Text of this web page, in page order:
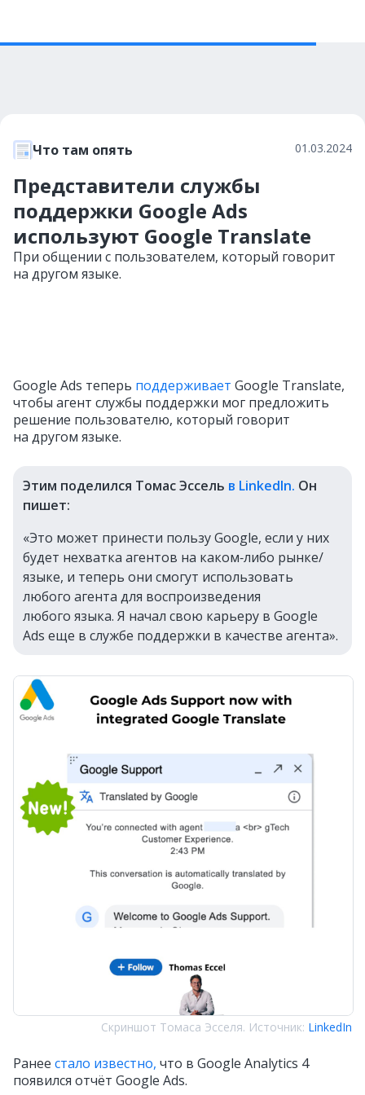
Что там опять 01.03.2024
Представители службы
поддержки Google Ads
используют Google Translate
При общении с пользователем, который говорит
на другом языке.
Google Ads теперь поддерживает Google Translate,
чтобы агент службы поддержки мог предложить
решение пользователю, который говорит
на другом языке.
Этим поделился Томас Эссель в LinkedIn. Он
пишет:
«Это может принести пользу Google, если у них
будет нехватка агентов на каком‑либо рынке/
языке, и теперь они смогут использовать
любого агента для воспроизведения
любого языка. Я начал свою карьеру в Google
Ads еще в службе поддержки в качестве агента».
Скриншот Томаса Эсселя. Источник: LinkedIn
Ранее стало известно, что в Google Analytics 4
появился отчёт Google Ads.